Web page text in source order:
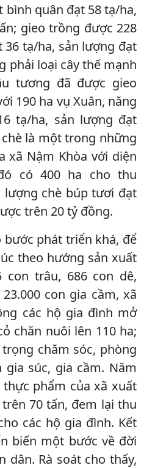
bình quân đạt 58 tạ/ha,
gieo trồng được 228
36 tạ/ha, sản lượng đạt
phải loại cây thế mạnh
tương đã được gieo
190 ha vụ Xuân, năng
tạ/ha, sản lượng đạt
là một trong những
xã Nậm Khòa với diện
có 400 ha cho thu
lượng chè búp tươi đạt
trên 20 tỷ đồng.
bước phát triển khá, để
theo hướng sản xuất
con trâu, 686 con dê,
con gia cầm, xã
các hộ gia đình mở
chăn nuôi lên 110 ha;
chăm sóc, phòng
súc, gia cầm. Năm
phẩm của xã xuất
70 tấn, đem lại thu
các hộ gia đình. Kết
biến một bước về đời
dân. Rà soát cho thấy,